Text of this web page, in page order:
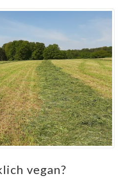
vegan?